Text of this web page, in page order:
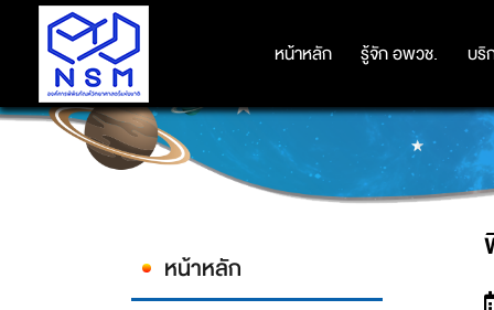
หน้าหลัก รู้จัก อพวช. บริ
หน้าหลัก รู้จัก อพวช. บริ
หน้าหลัก